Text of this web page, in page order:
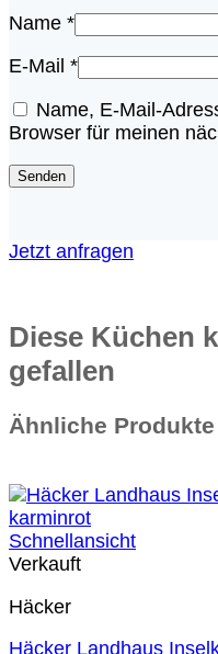
Name *
E-Mail *
Name, E-Mail-
Browser für meinen
Jetzt anfragen
Diese Küchen
gefallen
Ähnliche Produkte
Schnellansicht
Verkauft
Häcker
Häcker Landhaus